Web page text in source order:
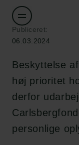
Publiceret:
06.03.2024
Beskyttelse
høj prioritet
derfor
personlige